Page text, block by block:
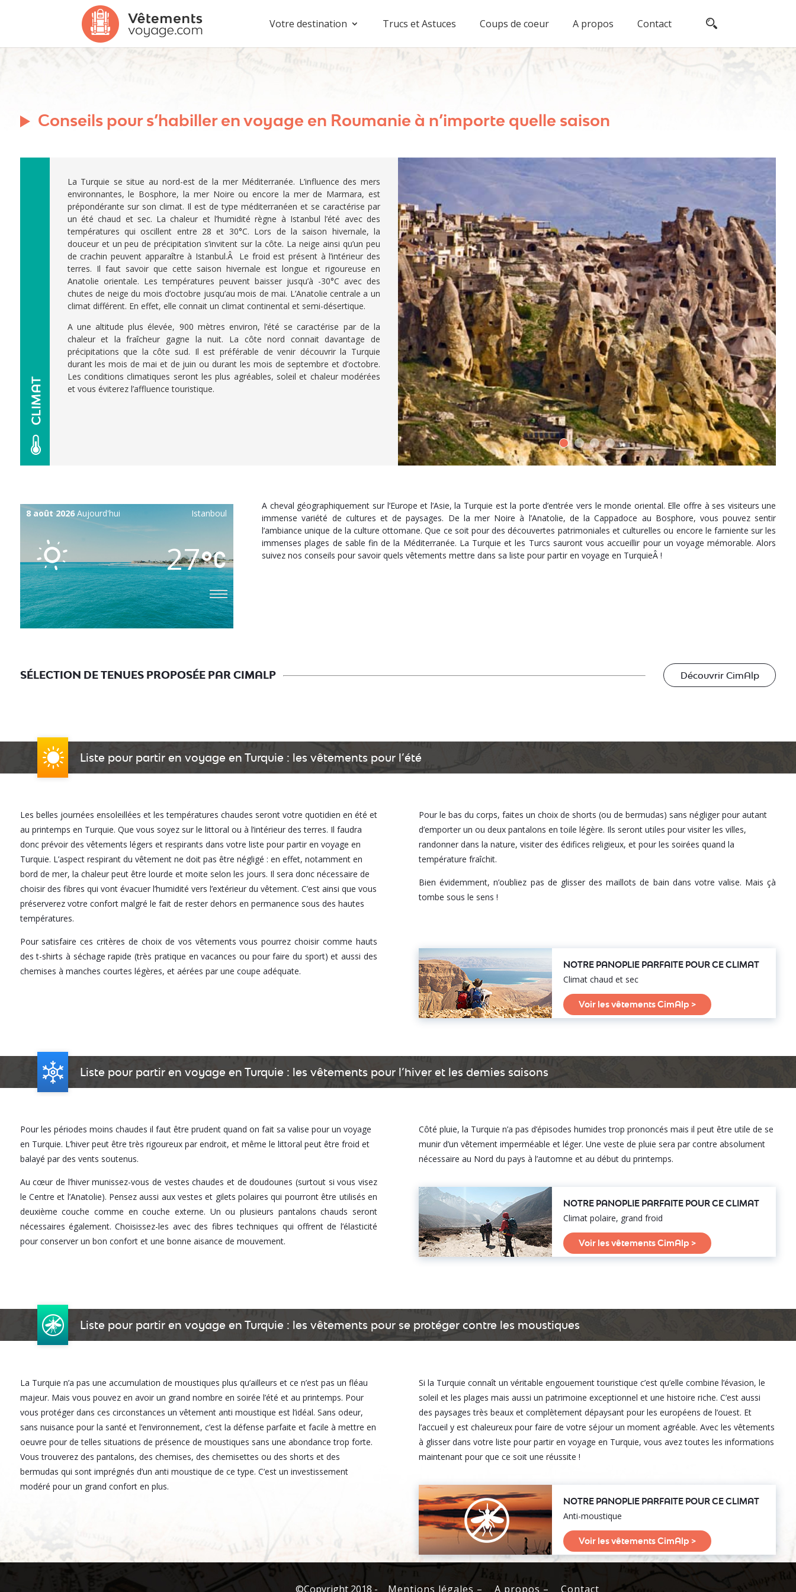
Votre destination Trucs et Astuces Coups de coeur A propos Contact
Conseils pour s’habiller en voyage en Roumanie à n’importe quelle saison
La Turquie se situe au nord-est de la mer Méditerranée. L’influence des mers
environnantes, le Bosphore, la mer Noire ou encore la mer de Marmara, est
prépondérante sur son climat. Il est de type méditerranéen et se caractérise par
un été chaud et sec. La chaleur et l’humidité règne à Istanbul l’été avec des
températures qui oscillent entre 28 et 30°C. Lors de la saison hivernale, la
douceur et un peu de précipitation s’invitent sur la côte. La neige ainsi qu’un peu
de crachin peuvent apparaître à Istanbul.Â Le froid est présent à l’intérieur des
terres. Il faut savoir que cette saison hivernale est longue et rigoureuse en
Anatolie orientale. Les températures peuvent baisser jusqu’à -30°C avec des
chutes de neige du mois d’octobre jusqu’au mois de mai. L’Anatolie centrale a un
climat différent. En effet, elle connait un climat continental et semi-désertique.
A une altitude plus élevée, 900 mètres environ, l’été se caractérise par de la
chaleur et la fraîcheur gagne la nuit. La côte nord connait davantage de
précipitations que la côte sud. Il est préférable de venir découvrir la Turquie
durant les mois de mai et de juin ou durant les mois de septembre et d’octobre.
Les conditions climatiques seront les plus agréables, soleil et chaleur modérées
et vous éviterez l’affluence touristique.
8 août 2026 Aujourd'hui Istanboul
27
A cheval géographiquement sur l’Europe et l’Asie, la Turquie est la porte d’entrée vers le monde oriental. Elle offre à ses visiteurs une
immense variété de cultures et de paysages. De la mer Noire à l’Anatolie, de la Cappadoce au Bosphore, vous pouvez sentir
l’ambiance unique de la culture ottomane. Que ce soit pour des découvertes patrimoniales et culturelles ou encore le farniente sur les
immenses plages de sable fin de la Méditerranée. La Turquie et les Turcs sauront vous accueillir pour un voyage mémorable. Alors
suivez nos conseils pour savoir quels vêtements mettre dans sa liste pour partir en voyage en TurquieÂ !
SÉLECTION DE TENUES PROPOSÉE PAR CIMALP Découvrir CimAlp
Liste pour partir en voyage en Turquie : les vêtements pour l’été
Les belles journées ensoleillées et les températures chaudes seront votre quotidien en été et
au printemps en Turquie. Que vous soyez sur le littoral ou à l’intérieur des terres. Il faudra
donc prévoir des vêtements légers et respirants dans votre liste pour partir en voyage en
Turquie. L’aspect respirant du vêtement ne doit pas être négligé : en effet, notamment en
bord de mer, la chaleur peut être lourde et moite selon les jours. Il sera donc nécessaire de
choisir des fibres qui vont évacuer l’humidité vers l’extérieur du vêtement. C’est ainsi que vous
préserverez votre confort malgré le fait de rester dehors en permanence sous des hautes
températures.
Pour satisfaire ces critères de choix de vos vêtements vous pourrez choisir comme hauts
des t-shirts à séchage rapide (très pratique en vacances ou pour faire du sport) et aussi des
chemises à manches courtes légères, et aérées par une coupe adéquate.
Pour le bas du corps, faites un choix de shorts (ou de bermudas) sans négliger pour autant
d’emporter un ou deux pantalons en toile légère. Ils seront utiles pour visiter les villes,
randonner dans la nature, visiter des édifices religieux, et pour les soirées quand la
température fraîchit.
Bien évidemment, n’oubliez pas de glisser des maillots de bain dans votre valise. Mais çà
tombe sous le sens !
NOTRE PANOPLIE PARFAITE POUR CE CLIMAT
Climat chaud et sec
Voir les vêtements CimAlp >
Liste pour partir en voyage en Turquie : les vêtements pour l’hiver et les demies saisons
Pour les périodes moins chaudes il faut être prudent quand on fait sa valise pour un voyage
en Turquie. L’hiver peut être très rigoureux par endroit, et même le littoral peut être froid et
balayé par des vents soutenus.
Au cœur de l’hiver munissez-vous de vestes chaudes et de doudounes (surtout si vous visez
le Centre et l’Anatolie). Pensez aussi aux vestes et gilets polaires qui pourront être utilisés en
deuxième couche comme en couche externe. Un ou plusieurs pantalons chauds seront
nécessaires également. Choisissez-les avec des fibres techniques qui offrent de l’élasticité
pour conserver un bon confort et une bonne aisance de mouvement.
Côté pluie, la Turquie n’a pas d’épisodes humides trop prononcés mais il peut être utile de se
munir d’un vêtement imperméable et léger. Une veste de pluie sera par contre absolument
nécessaire au Nord du pays à l’automne et au début du printemps.
NOTRE PANOPLIE PARFAITE POUR CE CLIMAT
Climat polaire, grand froid
Voir les vêtements CimAlp >
Liste pour partir en voyage en Turquie : les vêtements pour se protéger contre les moustiques
La Turquie n’a pas une accumulation de moustiques plus qu’ailleurs et ce n’est pas un fléau
majeur. Mais vous pouvez en avoir un grand nombre en soirée l’été et au printemps. Pour
vous protéger dans ces circonstances un vêtement anti moustique est l’idéal. Sans odeur,
sans nuisance pour la santé et l’environnement, c’est la défense parfaite et facile à mettre en
oeuvre pour de telles situations de présence de moustiques sans une abondance trop forte.
Vous trouverez des pantalons, des chemises, des chemisettes ou des shorts et des
bermudas qui sont imprégnés d’un anti moustique de ce type. C’est un investissement
modéré pour un grand confort en plus.
Si la Turquie connaît un véritable engouement touristique c’est qu’elle combine l’évasion, le
soleil et les plages mais aussi un patrimoine exceptionnel et une histoire riche. C’est aussi
des paysages très beaux et complètement dépaysant pour les européens de l’ouest. Et
l’accueil y est chaleureux pour faire de votre séjour un moment agréable. Avec les vêtements
à glisser dans votre liste pour partir en voyage en Turquie, vous avez toutes les informations
maintenant pour que ce soit une réussite !
NOTRE PANOPLIE PARFAITE POUR CE CLIMAT
Anti-moustique
Voir les vêtements CimAlp >
Mentions légales – A propos – Contact
©Copyright 2018 -